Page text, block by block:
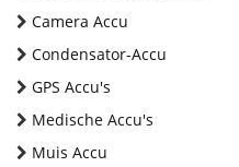
Camera Accu
Condensator-Accu
GPS Accu's
Medische Accu's
Muis Accu